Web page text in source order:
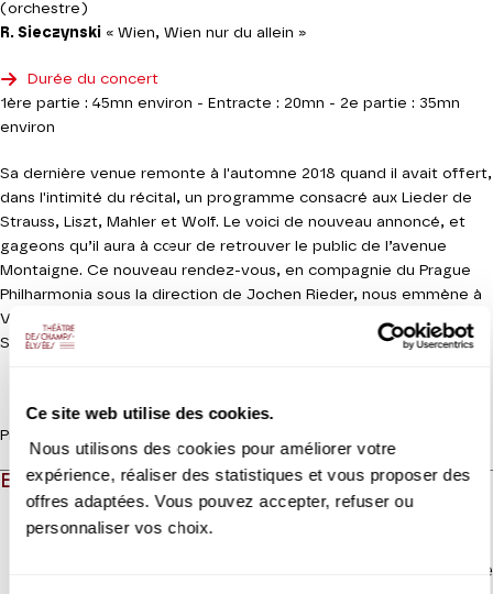
Ce site web utilise des cookies.
Nous utilisons des cookies pour améliorer votre
expérience, réaliser des statistiques et vous proposer des
offres adaptées. Vous pouvez accepter, refuser ou
personnaliser vos choix.
(orchestre)
R. Sieczynski « Wien, Wien nur du allein »
Durée du concert
1ère partie : 45mn environ - Entracte : 20mn - 2e partie : 35mn
environ
Sa dernière venue remonte à l'automne 2018 quand il avait offert,
dans l'intimité du récital, un programme consacré aux Lieder de
Strauss, Liszt, Mahler et Wolf. Le voici de nouveau annoncé, et
gageons qu’il aura à cœur de retrouver le public de l’avenue
Montaigne. Ce nouveau rendez-vous, en compagnie du Prague
Philharmonia sous la direction de Jochen Rieder, nous emmène à
Vienne avec des extraits de son prochain disque à paraître chez
Sony Classical.
Production Les Grandes Voix
EN QUELQUES MOTS
Lire la suite